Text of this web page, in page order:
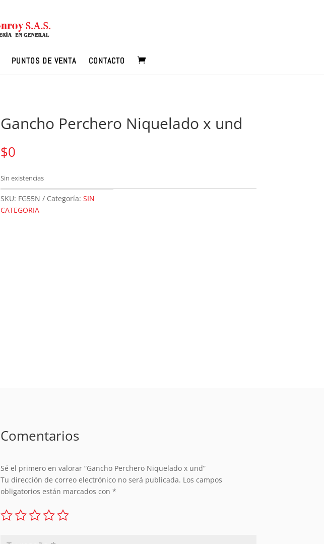
PUNTOS DE VENTA CONTACTO
Gancho Perchero Niquelado x und
$0
Sin existencias
SKU: FG55N Categoría: SIN
CATEGORIA
Comentarios
Sé el primero en valorar “Gancho Perchero Niquelado x und”
Tu dirección de correo electrónico no será publicada. Los campos
obligatorios están marcados con *